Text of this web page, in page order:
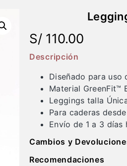
S/ 110.00
Descripción
Diseñado para
Material GreenFit™
Leggings talla
Para caderas
Envío de 1 a 3
Cambios y
Recomendaciones